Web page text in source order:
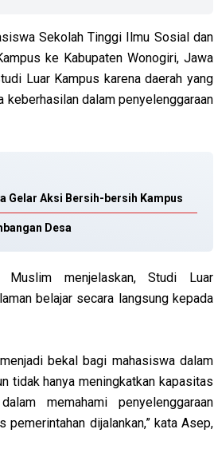
Sekolah Tinggi Ilmu Sosial dan
ke Kabupaten Wonogiri, Jawa
Luar Kampus karena daerah yang
dalam penyelenggaraan
Gelar Aksi Bersih-bersih Kampus
Desa
menjelaskan, Studi Luar
belajar secara langsung kepada
bekal bagi mahasiswa dalam
tidak hanya meningkatkan kapasitas
memahami penyelenggaraan
dijalankan,” kata Asep,